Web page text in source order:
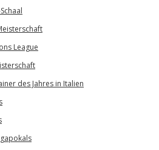
League
des Jahres in Italien